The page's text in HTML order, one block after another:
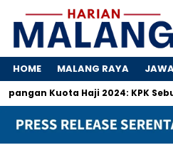
HOME MALANG RAYA
Kuota Haji 2024: KPK Sebut Ada